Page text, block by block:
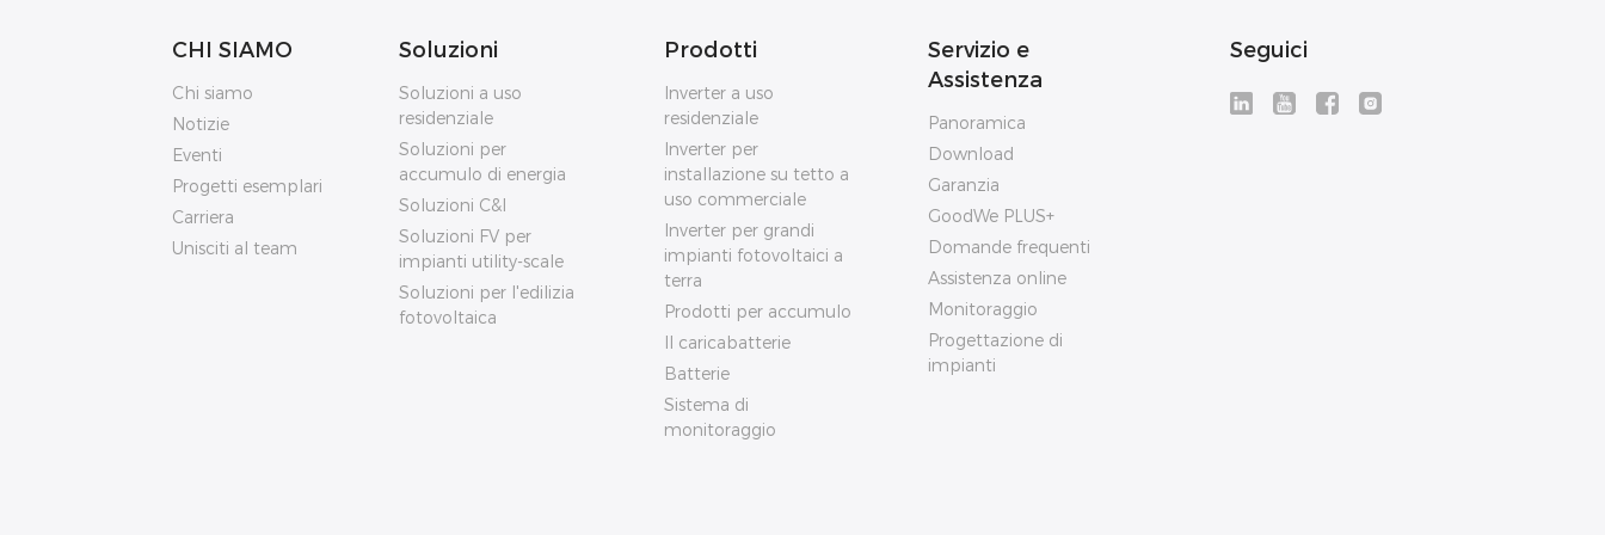
CHI SIAMO
Chi siamo
Notizie
Eventi
Progetti esemplari
Carriera
Unisciti al team
Soluzioni
Soluzioni a uso
residenziale
Soluzioni per
accumulo di energia
Soluzioni C&I
Soluzioni FV per
impianti utility-scale
Soluzioni per l'edilizia
fotovoltaica
Prodotti
Inverter a uso
residenziale
Inverter per
installazione su tetto a
uso commerciale
Inverter per grandi
impianti fotovoltaici a
terra
Prodotti per accumulo
Il caricabatterie
Batterie
Sistema di
monitoraggio
Servizio e
Assistenza
Panoramica
Download
Garanzia
GoodWe PLUS+
Domande frequenti
Assistenza online
Monitoraggio
Progettazione di
impianti
Seguici